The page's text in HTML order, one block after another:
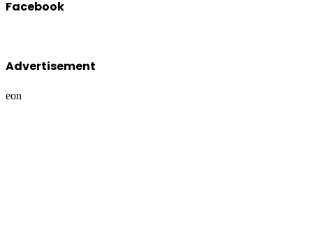
Facebook
Advertisement
eon